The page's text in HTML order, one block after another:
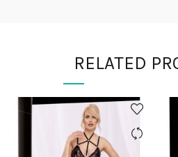
RELATED